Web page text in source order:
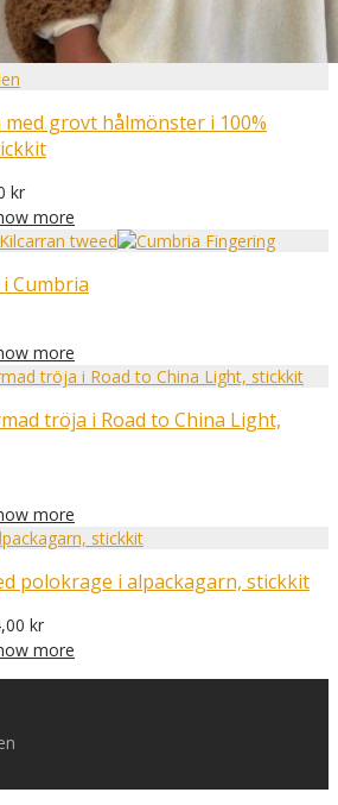
grovt hålmönster i 100%
krPrisintervall:
539,00 kr
till
more
Cumbria
more
tröja i Road to China Light,
more
polokrage i alpackagarn, stickkit
krPrisintervall:
1335,00 kr
more